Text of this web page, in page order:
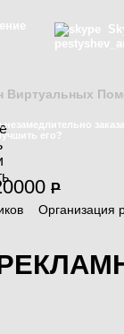
Виртуальных
незамедлительно
его?
Организация
P